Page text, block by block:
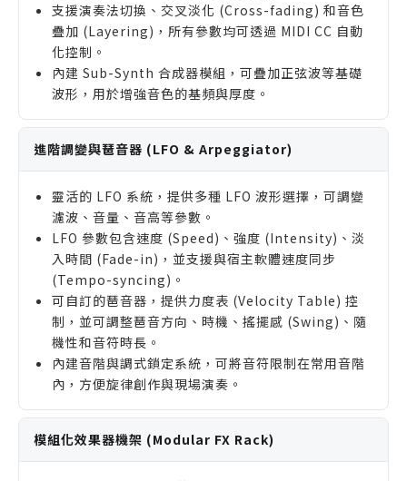
支援演奏法切換、交叉淡化 (Cross-fading) 和音色
疊加 (Layering)，所有參數均可透過 MIDI CC 自動
化控制。
內建 Sub-Synth 合成器模組，可疊加正弦波等基礎
波形，用於增強音色的基頻與厚度。
進階調變與琶音器 (LFO & Arpeggiator)
靈活的 LFO 系統，提供多種 LFO 波形選擇，可調變
濾波、音量、音高等參數。
LFO 參數包含速度 (Speed)、強度 (Intensity)、淡
入時間 (Fade-in)，並支援與宿主軟體速度同步
(Tempo-syncing)。
可自訂的琶音器，提供力度表 (Velocity Table) 控
制，並可調整琶音方向、時機、搖擺感 (Swing)、隨
機性和音符時長。
內建音階與調式鎖定系統，可將音符限制在常用音階
內，方便旋律創作與現場演奏。
模組化效果器機架 (Modular FX Rack)